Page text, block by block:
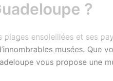
?
ensoleillées et ses
musées. Que
vous propose une